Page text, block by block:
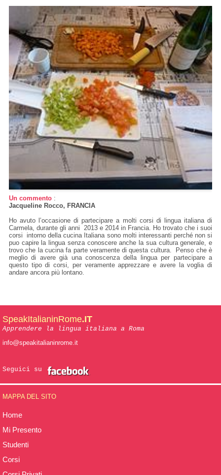
Un commento :
Jacqueline Rocco, FRANCIA
Ho avuto l’occasione di partecipare a molti corsi di lingua italiana di
Carmela, durante gli anni 2013 e 2014 in Francia. Ho trovato che i suoi
corsi intorno della cucina Italiana sono molti interessanti perché non si
puo capire la lingua senza conoscere anche la sua cultura generale, e
trovo che la cucina fa parte veramente di questa cultura. Penso che è
meglio di avere già una conoscenza della lingua per partecipare a
questo tipo di corsi, per veramente apprezzare e avere la voglia di
andare ancora più lontano.
SpeakItalianinRome.IT
Apprendere la lingua italiana a Roma
info@speakitalianinrome.it
Seguici su
MAPPA DEL SITO
Home
Mi Presento
Studenti
Corsi